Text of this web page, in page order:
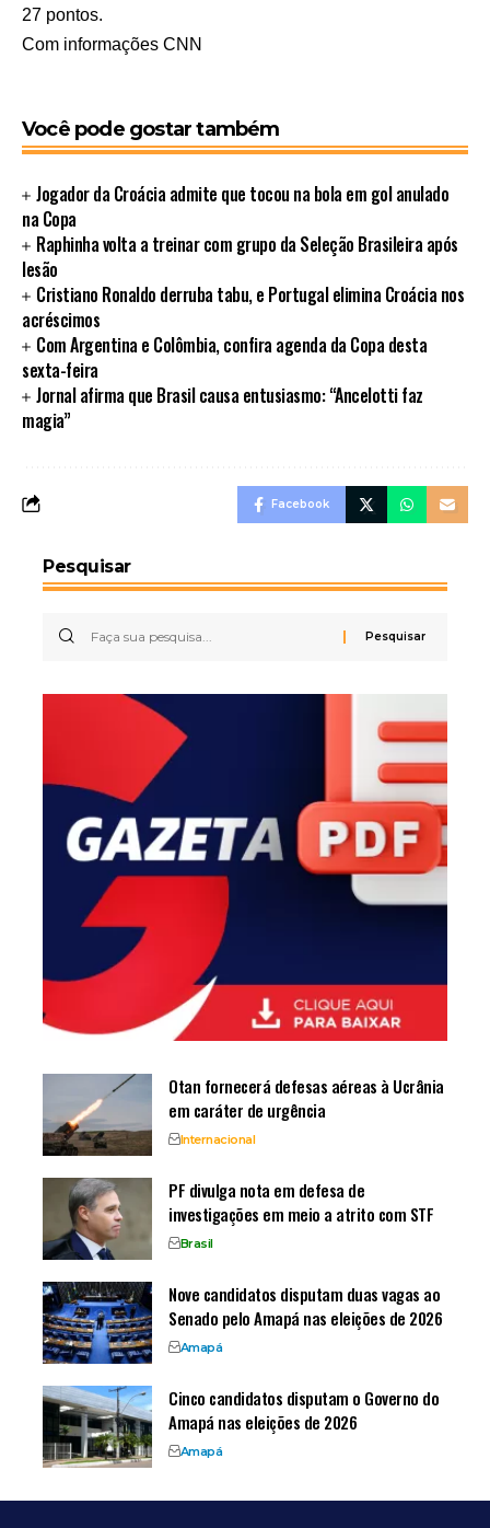
27 pontos.
Com informações CNN
Você pode gostar também
Jogador da Croácia admite que tocou na bola em gol anulado
na Copa
Raphinha volta a treinar com grupo da Seleção Brasileira após
lesão
Cristiano Ronaldo derruba tabu, e Portugal elimina Croácia nos
acréscimos
Com Argentina e Colômbia, confira agenda da Copa desta
sexta-feira
Jornal afirma que Brasil causa entusiasmo: “Ancelotti faz
magia”
Facebook
Pesquisar
Otan fornecerá defesas aéreas à Ucrânia
em caráter de urgência
Internacional
PF divulga nota em defesa de
investigações em meio a atrito com STF
Brasil
Nove candidatos disputam duas vagas ao
Senado pelo Amapá nas eleições de 2026
Amapá
Cinco candidatos disputam o Governo do
Amapá nas eleições de 2026
Amapá